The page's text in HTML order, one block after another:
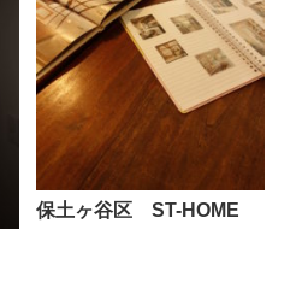
保土ヶ谷区 ST-HOME